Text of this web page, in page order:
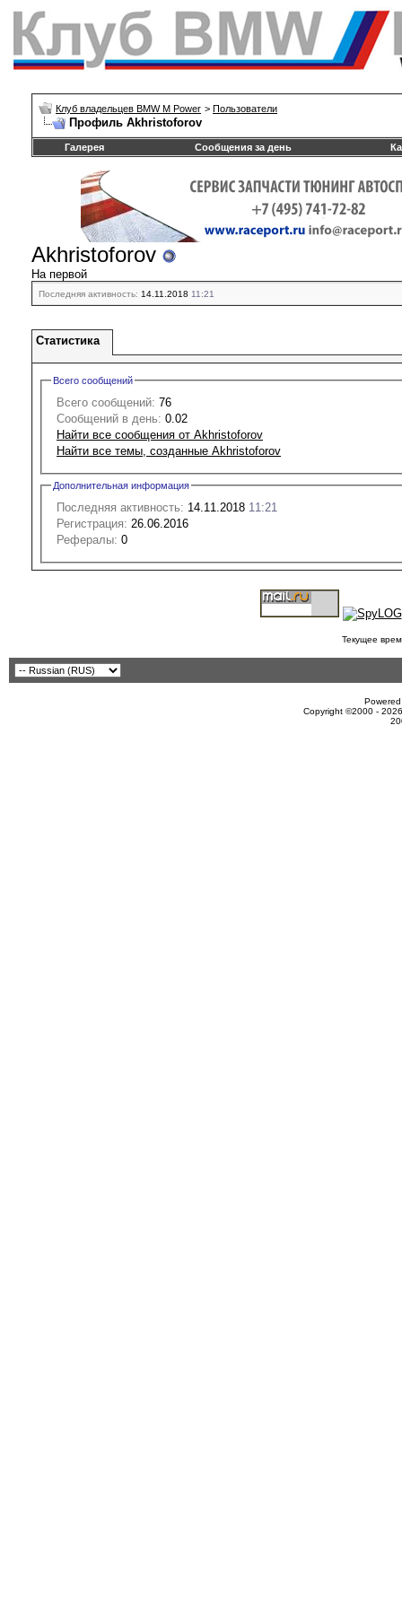
Клуб владельцев BMW M Power > Пользователи
Профиль Akhristoforov
Галерея Сообщения за день
Akhristoforov
На первой
Последняя активность: 14.11.2018 11:21
Статистика
Всего сообщений
Всего сообщений: 76
Сообщений в день: 0.02
Найти все сообщения от Akhristoforov
Найти все темы, созданные Akhristoforov
Дополнительная информация
Последняя активность: 14.11.2018 11:21
Регистрация: 26.06.2016
Рефералы: 0
Текущее
Copyright ©2000 -